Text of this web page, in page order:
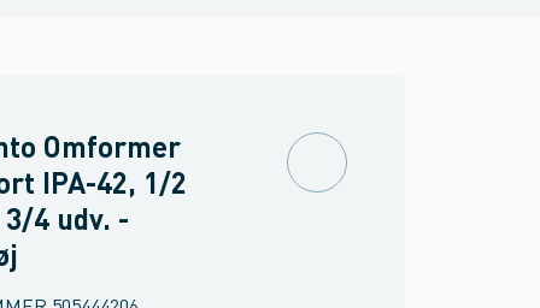
Omformer
IPA-42, 1/2
3/4 udv. -